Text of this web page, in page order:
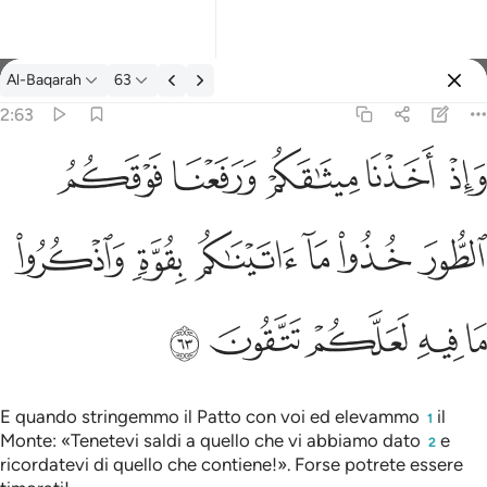
Tafsir: Al-Baqarah 2:63
Al-Baqarah 63
2:63
فوقكم الطور خذوا ما اتيناكم بقوة واذكروا ما فيه لعلكم تتقون ٦٣
ٱلطُّورَ خُذُوا۟ مَآ ءَاتَيْنَـٰكُم بِقُوَّةٍۢ وَٱذْكُرُوا۟ مَا فِيهِ لَعَلَّكُمْ تَتَّقُونَ ٦٣ﱚ ﱛﱜﱝﱞ
ﱟﱠﱡﱢ ﱣﱤ
ﱥﱦﱧﱨﱩ
E quando stringemmo il Patto con voi ed elevammo 1 il
Monte: «Tenetevi saldi a quello che vi abbiamo dato 2 e
ricordatevi di quello che contiene!». Forse potrete essere